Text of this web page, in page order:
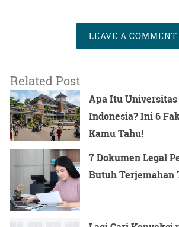
LEAVE A COMMENT
Related Post
Apa Itu
Indonesia? Ini 6
Kamu Tahu!
7 Dokumen Legal
Butuh Terjemahan